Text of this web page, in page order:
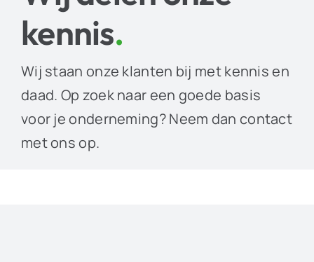
kennis.
Wij staan onze klanten bij met kennis en
daad. Op zoek naar een goede basis
voor je onderneming? Neem dan contact
met ons op.